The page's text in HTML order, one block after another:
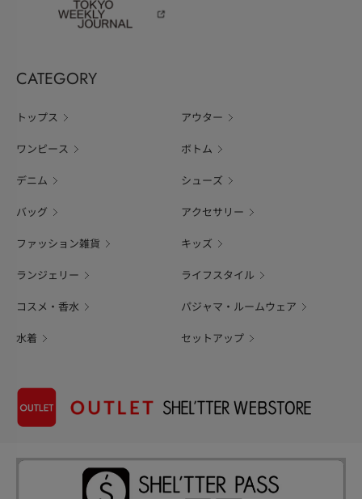
CATEGORY
トップス アウター
ワンピース ボトム
デニム シューズ
バッグ アクセサリー
ファッション雑貨 キッズ
ランジェリー ライフスタイル
コスメ・香水 パジャマ・ルームウェア
水着 セットアップ